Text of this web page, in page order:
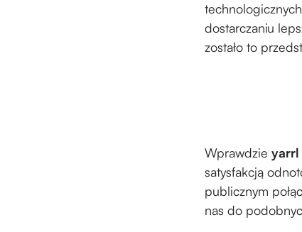
dostarczaniu
zostało to
Wprawdzie yarrl
satysfakcją
publicznym
nas do